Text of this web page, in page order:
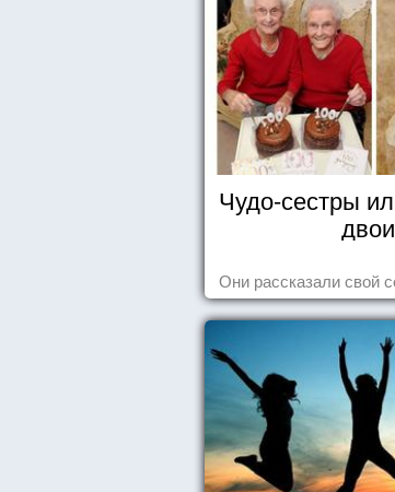
Чудо-сестры
Они рассказали свой